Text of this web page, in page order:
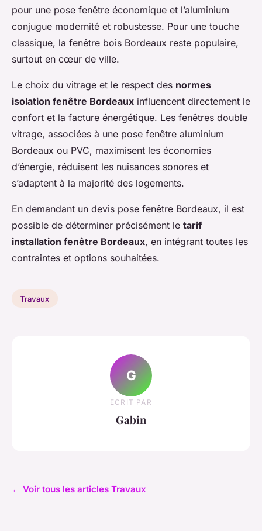
pour une pose fenêtre économique et l’aluminium
conjugue modernité et robustesse. Pour une touche
classique, la fenêtre bois Bordeaux reste populaire,
surtout en cœur de ville.
Le choix du vitrage et le respect des normes
isolation fenêtre Bordeaux influencent directement le
confort et la facture énergétique. Les fenêtres double
vitrage, associées à une pose fenêtre aluminium
Bordeaux ou PVC, maximisent les économies
d’énergie, réduisent les nuisances sonores et
s’adaptent à la majorité des logements.
En demandant un devis pose fenêtre Bordeaux, il est
possible de déterminer précisément le tarif
installation fenêtre Bordeaux, en intégrant toutes les
contraintes et options souhaitées.
Travaux
G
ECRIT PAR
Gabin
← Voir tous les articles Travaux